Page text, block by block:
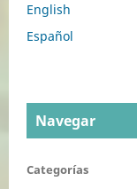
English
Español
Navegar
Categorías